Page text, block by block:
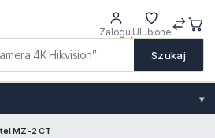
Szukaj
ZalogujUlubione
▾
MZ-2 CT